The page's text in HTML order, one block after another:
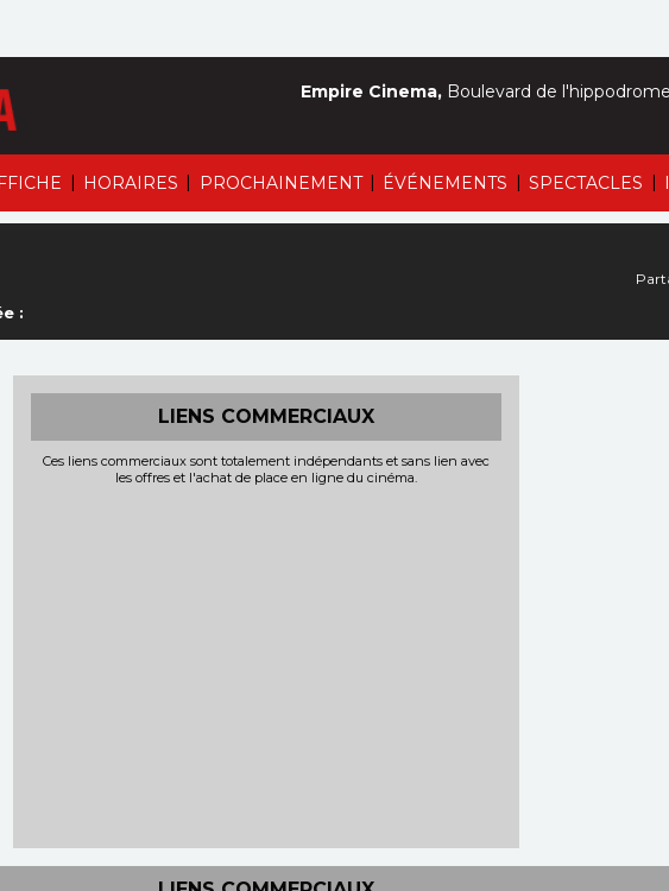
| HORAIRES | PROCHAINEMENT | ÉVÉNEMENTS | SPECTACLES |
Empire Cinema, Boulevard de
:
LIENS COMMERCIAUX
Ces liens commerciaux sont totalement indépendants et sans lien avec
les offres et l'achat de place en ligne du cinéma.